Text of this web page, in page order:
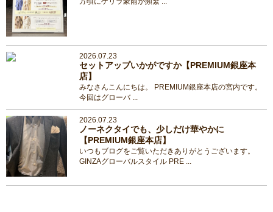
2026.07.23
セットアップいかがですか【PREMIUM銀座本
店】
みなさんこんにちは。 PREMIUM銀座本店の宮内です。
今回はグローバ ...
2026.07.23
ノーネクタイでも、少しだけ華やかに
【PREMIUM銀座本店】
いつもブログをご覧いただきありがとうございます。
GINZAグローバルスタイル PRE ...